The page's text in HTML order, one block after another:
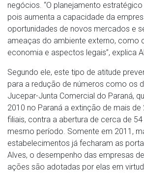
negócios. “O planejamento
pois aumenta a capacidade da
oportunidades de novos mercados e
ameaças do ambiente externo, como
economia e aspectos legais”, explica
Segundo ele, este tipo de atitude
para a redução de números como os
Jucepar-Junta Comercial do Paraná,
2010 no Paraná a extinção de mais de
filiais, contra a abertura de cerca de
mesmo período. Somente em 2011,
estabelecimentos já fecharam as
Alves, o desempenho das empresas
ações são adotadas por elas em